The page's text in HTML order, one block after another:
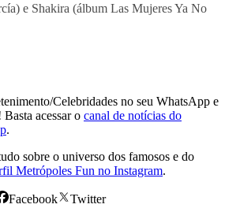
e Shakira (álbum Las Mujeres Ya No
Celebridades no seu WhatsApp e
acessar o canal de notícias do
.
sobre o universo dos famosos e do
Metrópoles Fun no Instagram.
Facebook
Twitter